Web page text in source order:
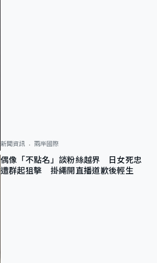
新聞資訊 兩岸國際
偶像「不點名」談粉絲越界 日女死忠
遭群起狙擊 掛繩開直播道歉後輕生